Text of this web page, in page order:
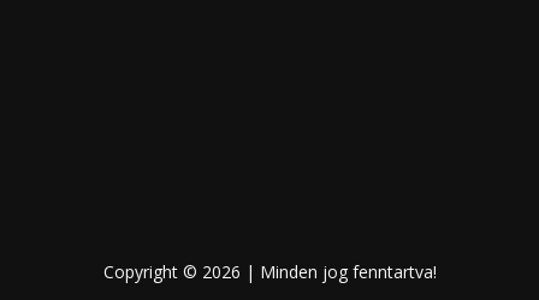
Copyright © 2026 | Minden jog fenntartva!